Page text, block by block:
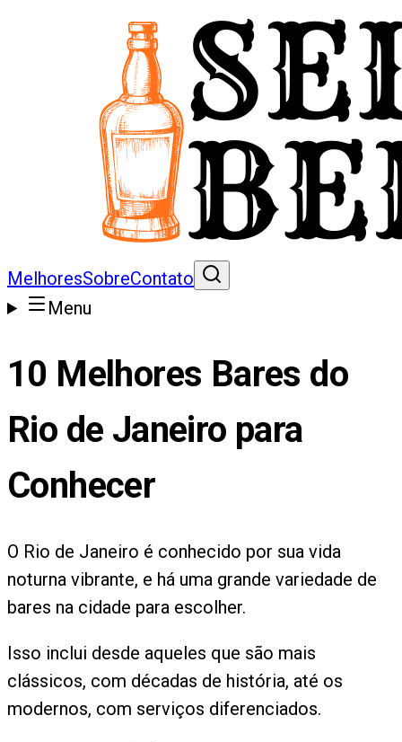
MelhoresSobreContato
Menu
10 Melhores Bares do
Rio de Janeiro para
Conhecer
O Rio de Janeiro é conhecido por sua vida
noturna vibrante, e há uma grande variedade de
bares na cidade para escolher.
Isso inclui desde aqueles que são mais
clássicos, com décadas de história, até os
modernos, com serviços diferenciados.